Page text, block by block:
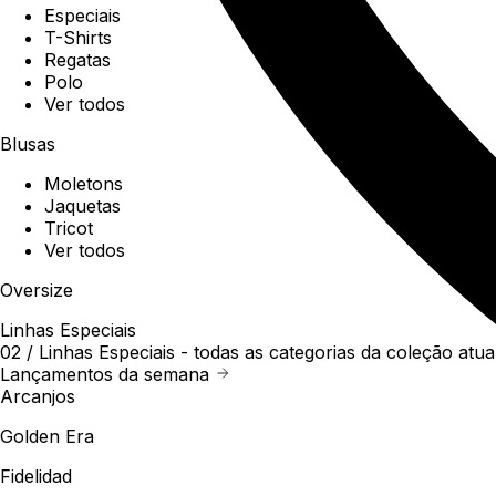
Especiais
T-Shirts
Regatas
Polo
Ver todos
Blusas
Moletons
Jaquetas
Tricot
Ver todos
Oversize
Linhas Especiais
02 / Linhas Especiais - todas as categorias da coleção
Lançamentos da semana
Arcanjos
Golden Era
Fidelidad